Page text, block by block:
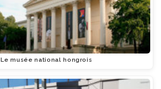
Le musée national hongrois